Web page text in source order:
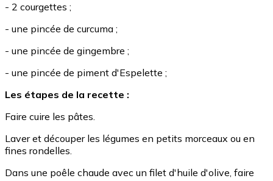
- 2 courgettes ;
- une pincée de curcuma ;
- une pincée de gingembre ;
- une pincée de piment d'Espelette ;
Les étapes de la recette :
Faire cuire les pâtes.
Laver et découper les légumes en petits morceaux ou en
fines rondelles.
Dans une poêle chaude avec un filet d'huile d'olive, faire